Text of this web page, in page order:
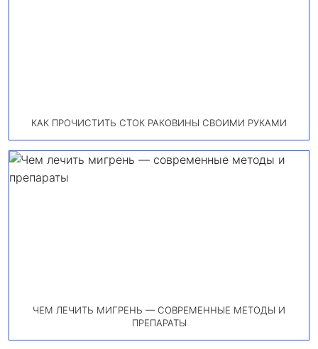
КАК ПРОЧИСТИТЬ СТОК РАКОВИНЫ СВОИМИ РУКАМИ
ЧЕМ ЛЕЧИТЬ МИГРЕНЬ — СОВРЕМЕННЫЕ МЕТОДЫ И
ПРЕПАРАТЫ